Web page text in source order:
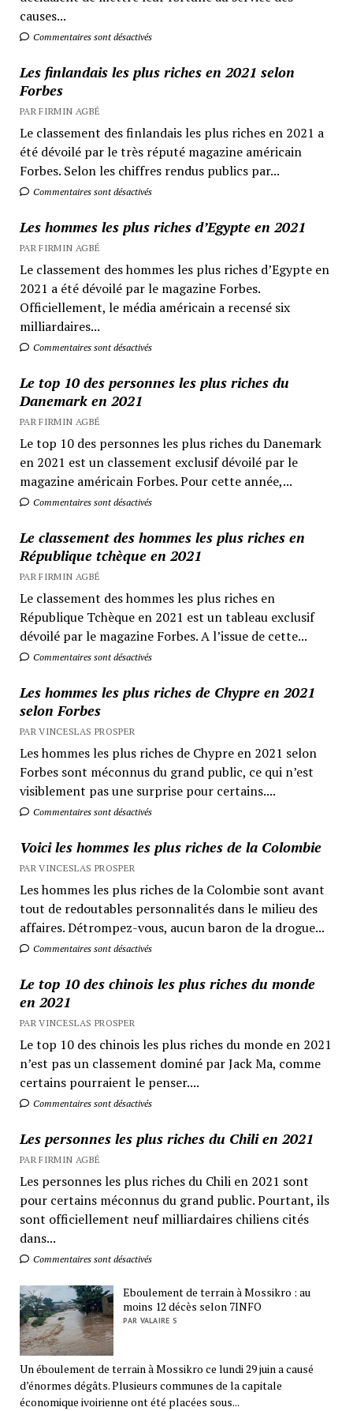
causes...
Commentaires sont désactivés
Les finlandais les plus riches en 2021 selon
Forbes
PAR FIRMIN AGBÉ
Le classement des finlandais les plus riches en 2021 a
été dévoilé par le très réputé magazine américain
Forbes. Selon les chiffres rendus publics par...
Commentaires sont désactivés
Les hommes les plus riches d’Egypte en 2021
PAR FIRMIN AGBÉ
Le classement des hommes les plus riches d’Egypte en
2021 a été dévoilé par le magazine Forbes.
Officiellement, le média américain a recensé six
milliardaires...
Commentaires sont désactivés
Le top 10 des personnes les plus riches du
Danemark en 2021
PAR FIRMIN AGBÉ
Le top 10 des personnes les plus riches du Danemark
en 2021 est un classement exclusif dévoilé par le
magazine américain Forbes. Pour cette année,...
Commentaires sont désactivés
Le classement des hommes les plus riches en
République tchèque en 2021
PAR FIRMIN AGBÉ
Le classement des hommes les plus riches en
République Tchèque en 2021 est un tableau exclusif
dévoilé par le magazine Forbes. A l’issue de cette...
Commentaires sont désactivés
Les hommes les plus riches de Chypre en 2021
selon Forbes
PAR VINCESLAS PROSPER
Les hommes les plus riches de Chypre en 2021 selon
Forbes sont méconnus du grand public, ce qui n’est
visiblement pas une surprise pour certains....
Commentaires sont désactivés
Voici les hommes les plus riches de la Colombie
PAR VINCESLAS PROSPER
Les hommes les plus riches de la Colombie sont avant
tout de redoutables personnalités dans le milieu des
affaires. Détrompez-vous, aucun baron de la drogue...
Commentaires sont désactivés
Le top 10 des chinois les plus riches du monde
en 2021
PAR VINCESLAS PROSPER
Le top 10 des chinois les plus riches du monde en 2021
n’est pas un classement dominé par Jack Ma, comme
certains pourraient le penser....
Commentaires sont désactivés
Les personnes les plus riches du Chili en 2021
PAR FIRMIN AGBÉ
Les personnes les plus riches du Chili en 2021 sont
pour certains méconnus du grand public. Pourtant, ils
sont officiellement neuf milliardaires chiliens cités
dans...
Commentaires sont désactivés
Eboulement de terrain à Mossikro : au
moins 12 décès selon 7INFO
PAR VALAIRE S
Un éboulement de terrain à Mossikro ce lundi 29 juin a causé
d’énormes dégâts. Plusieurs communes de la capitale
économique ivoirienne ont été placées sous...